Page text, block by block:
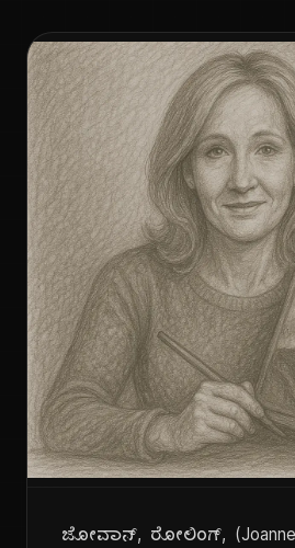
ಜೋವಾನ್, ರೋಲಿಂಗ್, (Joanne